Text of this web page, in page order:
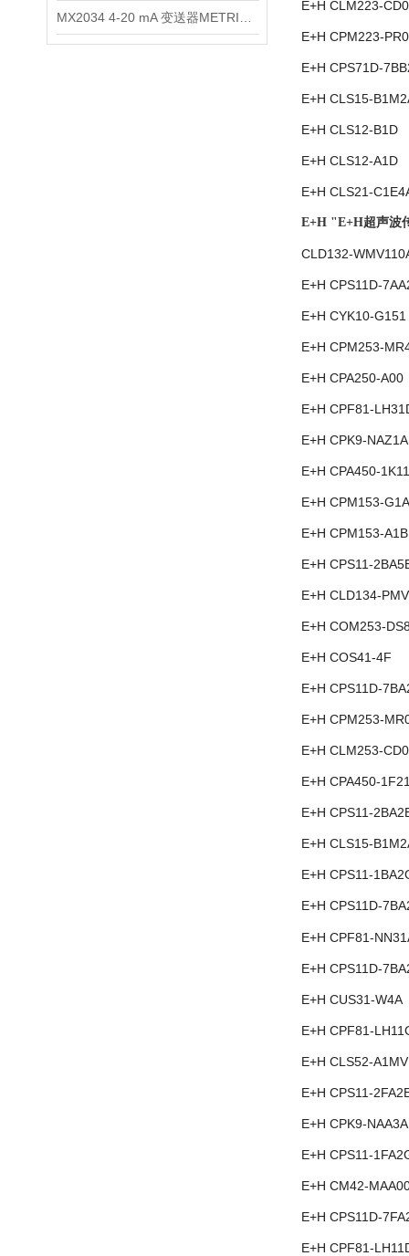
E+H CLM223-
E+H CPM223-
E+H CPS71D-
E+H CLS15-
E+H CLS12-B1D
E+H CLS12-A1D
E+H CLS21-
E+H "E+H超声波
CLD132-
E+H CPS11D-
E+H CYK10-G151
E+H CPM253-
E+H CPA250-A00
E+H CPF81-
E+H CPK9-NAZ1A
E+H CPA450-
E+H CPM153-
E+H CPM153-
E+H CPS11-
E+H CLD134-
E+H COM253-
E+H COS41-4F
E+H CPS11D-
E+H CPM253-
E+H CLM253-
E+H CPA450-
E+H CPS11-
E+H CLS15-
E+H CPS11-
E+H CPS11D-
E+H CPF81-
E+H CPS11D-
E+H CUS31-W4A
E+H CPF81-
E+H CLS52-
E+H CPS11-
E+H CPK9-NAA3A
E+H CPS11-
E+H CM42-
E+H CPS11D-
E+H CPF81-